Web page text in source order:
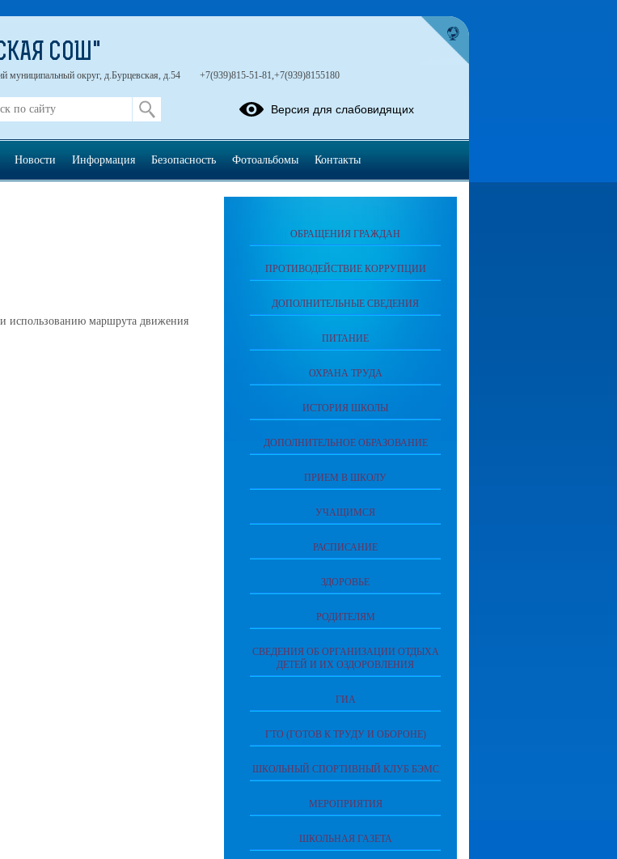
использованию маршрута движения
ОБРАЩЕНИЯ ГРАЖДАН
ПРОТИВОДЕЙСТВИЕ КОРРУПЦИИ
ДОПОЛНИТЕЛЬНЫЕ СВЕДЕНИЯ
ПИТАНИЕ
ОХРАНА ТРУДА
ИСТОРИЯ ШКОЛЫ
ДОПОЛНИТЕЛЬНОЕ ОБРАЗОВАНИЕ
ПРИЕМ В ШКОЛУ
УЧАЩИМСЯ
РАСПИСАНИЕ
ЗДОРОВЬЕ
РОДИТЕЛЯМ
СВЕДЕНИЯ ОБ ОРГАНИЗАЦИИ ОТДЫХА
ДЕТЕЙ И ИХ ОЗДОРОВЛЕНИЯ
ГИА
ГТО (ГОТОВ К ТРУДУ И ОБОРОНЕ)
ШКОЛЬНЫЙ СПОРТИВНЫЙ КЛУБ БЭМС
МЕРОПРИЯТИЯ
ШКОЛЬНАЯ ГАЗЕТА
СОШ"
муниципальный округ, д.Бурцевская, д.54 +7(939)815-51-81,+7(939)8155180
Версия для слабовидящих
Новости Информация Безопасность Фотоальбомы Контакты